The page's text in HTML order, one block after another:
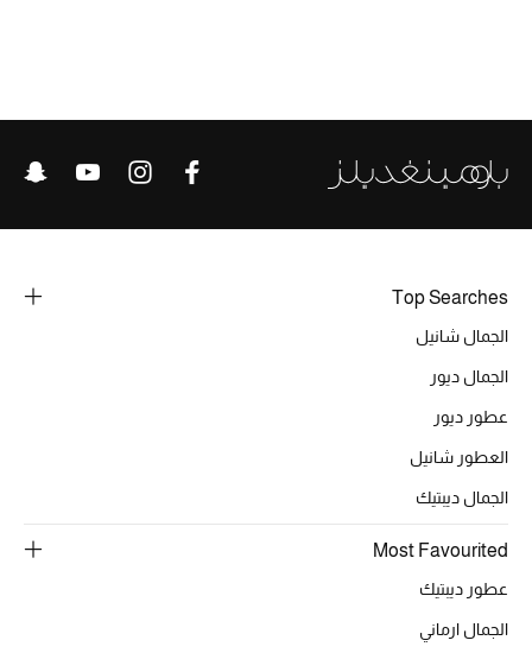
ما وصلنا حديثاً
الموسم الجديد
ركن أناقة المنتجعات
حصريًا عبر الإنترنت
جميع إصدارتنا النسائية
Top Searches
الجمال شانيل
الجمال ديور
عطور ديور
العطور شانيل
الجمال ديبتيك
Most Favourited
عطور ديبتيك
الجمال ارماني